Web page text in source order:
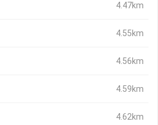
4.47km
4.55km
4.56km
4.59km
4.62km